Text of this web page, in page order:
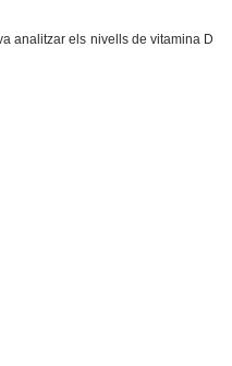
analitzar els nivells de vitamina D